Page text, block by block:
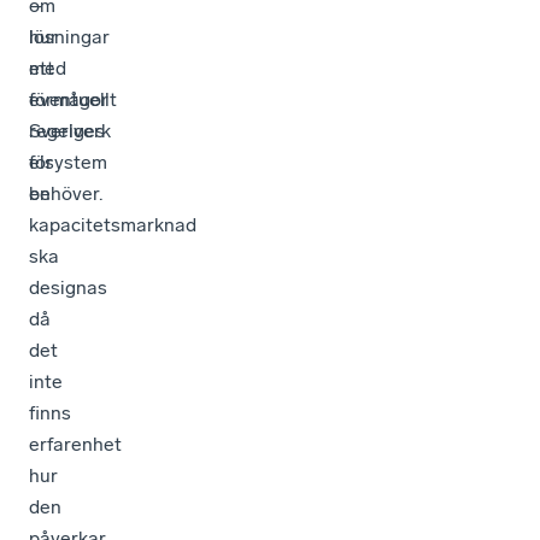
om
hur
ett
eventuellt
regelverk
för
en
kapacitetsmarknad
ska
designas
då
det
inte
finns
erfarenhet
hur
den
–
lösningar
med
förmågor
Sveriges
elsystem
behöver.